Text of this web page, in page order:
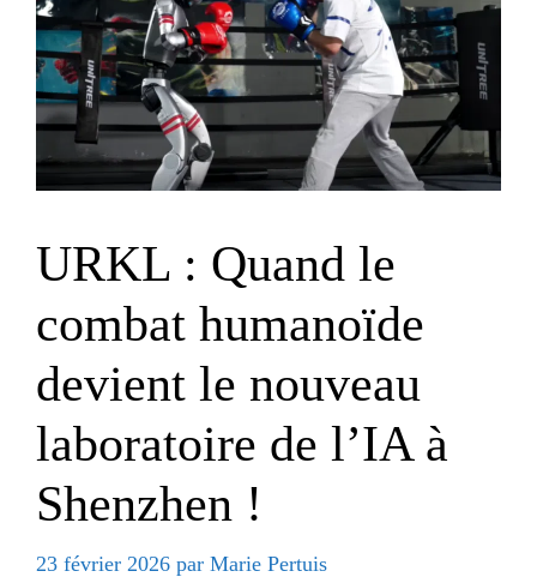
URKL : Quand le
combat humanoïde
devient le nouveau
laboratoire de l’IA à
Shenzhen !
23 février 2026 par Marie Pertuis